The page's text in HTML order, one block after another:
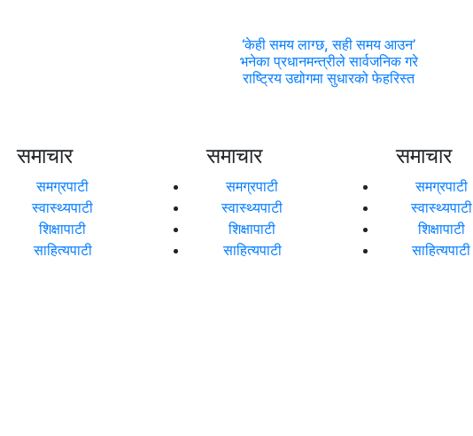
‘केही समय लाग्छ, सही समय आउन’
भनेका प्रधानमन्त्रीले सार्वजनिक गरे
राष्ट्रिय उद्योगमा सुधारको फेहरिस्त
समाचार
समग्रपाटी
स्वास्थ्यपाटी
शिक्षापाटी
साहित्यपाटी
समाचार
समग्रपाटी
स्वास्थ्यपाटी
शिक्षापाटी
साहित्यपाटी
समाचार
समग्रपाटी
स्वास्थ्यपाटी
शिक्षापाटी
साहित्यपाटी